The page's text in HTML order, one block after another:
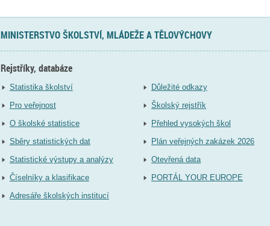
MINISTERSTVO ŠKOLSTVÍ, MLÁDEŽE A TĚLOVÝCHOVY
Rejstříky, databáze
Statistika školství
Pro veřejnost
O školské statistice
Sběry statistických dat
Statistické výstupy a analýzy
Číselníky a klasifikace
Adresáře školských institucí
Důležité odkazy
Školský rejstřík
Přehled vysokých škol
Plán veřejných zakázek 2026
Otevřená data
PORTÁL YOUR EUROPE